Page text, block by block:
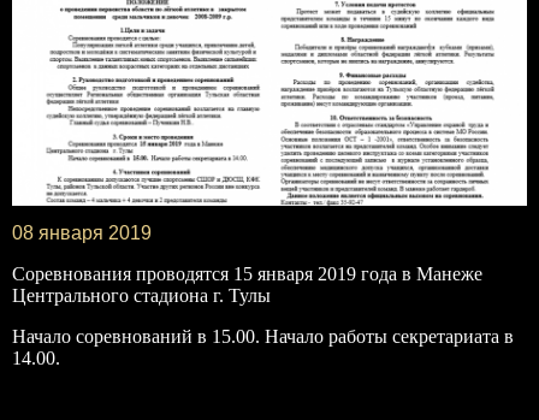
08 января 2019
Соревнования проводятся 15 января 2019 года в Манеже
Центрального стадиона г. Тулы
Начало соревнований в 15.00. Начало работы секретариата в
14.00.